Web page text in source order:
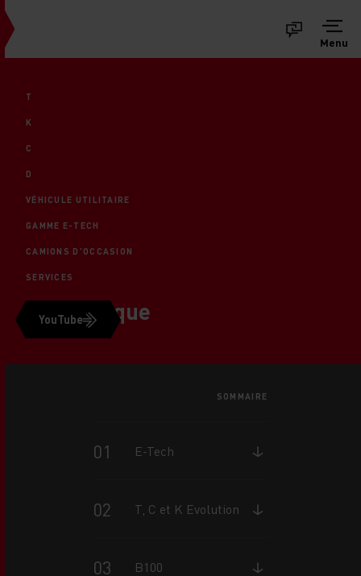
Menu
T
K
C
D
VÉHICULE UTILITAIRE
GAMME E-TECH
CAMIONS D'OCCASION
SERVICES
Vidéothèque
YouTube
SOMMAIRE
E-Tech
T, C et K Evolution
B100